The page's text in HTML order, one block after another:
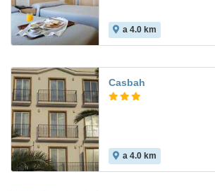
a 4.0 km
Casbah
a 4.0 km